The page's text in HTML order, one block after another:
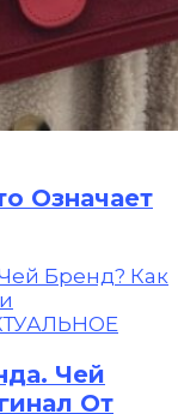
Означает
Чей
От